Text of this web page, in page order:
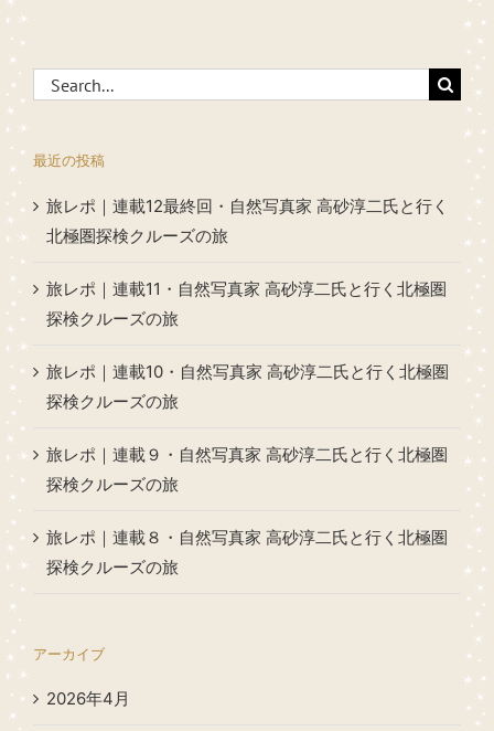
Search
for:
最近の投稿
旅レポ｜連載12最終回・自然写真家 高砂淳二氏と行く
北極圏探検クルーズの旅
旅レポ｜連載11・自然写真家 高砂淳二氏と行く北極圏
探検クルーズの旅
旅レポ｜連載10・自然写真家 高砂淳二氏と行く北極圏
探検クルーズの旅
旅レポ｜連載９・自然写真家 高砂淳二氏と行く北極圏
探検クルーズの旅
旅レポ｜連載８・自然写真家 高砂淳二氏と行く北極圏
探検クルーズの旅
アーカイブ
2026年4月